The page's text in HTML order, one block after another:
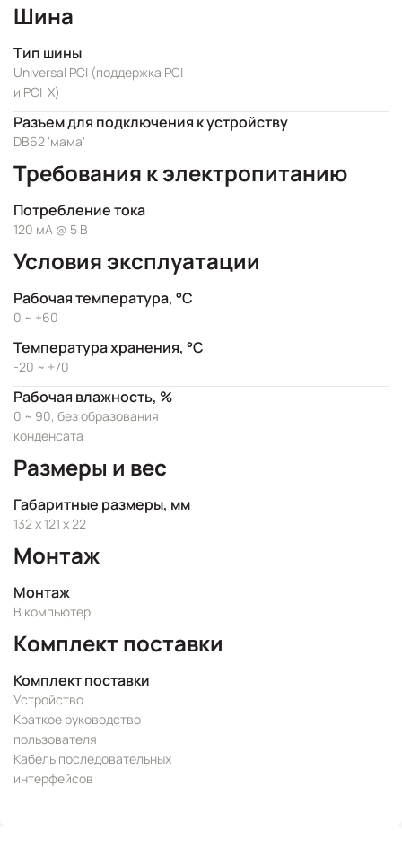
Шина
Тип шины
Universal PCI (поддержка PCI
и PCI-X)
Разъем для подключения к устройству
DB62 'мама'
Требования к электропитанию
Потребление тока
120 мА @ 5 В
Условия эксплуатации
Рабочая температура, °C
0 ~ +60
Температура хранения, °C
-20 ~ +70
Рабочая влажность, %
0 ~ 90, без образования
конденсата
Размеры и вес
Габаритные размеры, мм
132 x 121 x 22
Монтаж
Монтаж
В компьютер
Комплект поставки
Комплект поставки
Устройство
Краткое руководство
пользователя
Кабель последовательных
интерфейсов